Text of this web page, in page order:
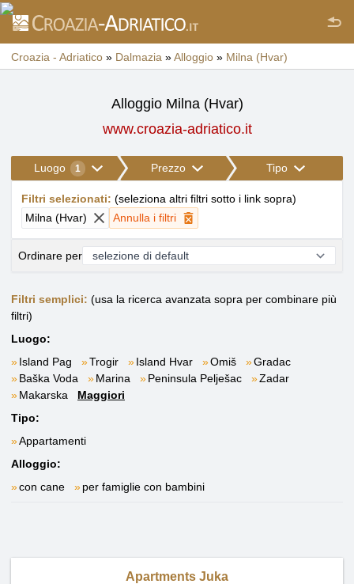
Croazia - Adriatico » Dalmazia »Alloggio » Milna (Hvar)
Alloggio Milna (Hvar)
www.croazia-adriatico.it
Luogo 1 Prezzo Tipo
Filtri selezionati: (seleziona altri filtri sotto i link sopra)
Milna (Hvar)
Annulla i filtri
Ordinare per
Filtri semplici: (usa la ricerca avanzata sopra per combinare più
filtri)
Luogo:
Island Pag
Trogir Island Hvar Omiš
Gradac
Baška Voda
Marina Peninsula Pelješac
Zadar
Makarska
Maggiori
Tipo:
Appartamenti
Alloggio:
con cane
per famiglie con bambini
Apartments Juka